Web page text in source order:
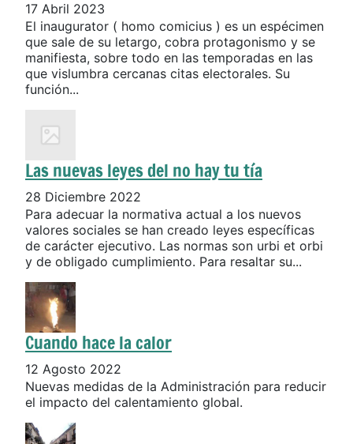
17 Abril 2023
El inaugurator ( homo comicius ) es un espécimen
que sale de su letargo, cobra protagonismo y se
manifiesta, sobre todo en las temporadas en las
que vislumbra cercanas citas electorales. Su
función...
Las nuevas leyes del no hay tu tía
28 Diciembre 2022
Para adecuar la normativa actual a los nuevos
valores sociales se han creado leyes específicas
de carácter ejecutivo. Las normas son urbi et orbi
y de obligado cumplimiento. Para resaltar su...
Cuando hace la calor
12 Agosto 2022
Nuevas medidas de la Administración para reducir
el impacto del calentamiento global.